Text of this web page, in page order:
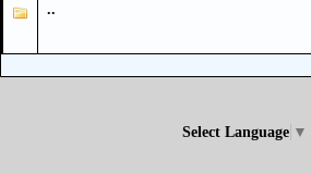
..
Select Language ▼